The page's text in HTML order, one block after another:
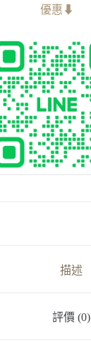
優惠⬇
描述
評價 (0)